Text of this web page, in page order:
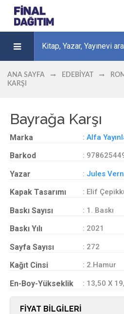
ANA SAYFA EDEBIYAT
KARŞI
Bayrağa Karşı
Marka : Alfa
Barkod :
Yazar : Jules
Kapak Tasarımı : Elif
Baskı Sayısı : 1. Baskı
Baskı Yılı : 2021
Sayfa Sayısı : 272
Kağıt Cinsi : 2.Hamur
En-Boy-Yükseklik : 13,50 X
FİYAT BİLGİLERİ